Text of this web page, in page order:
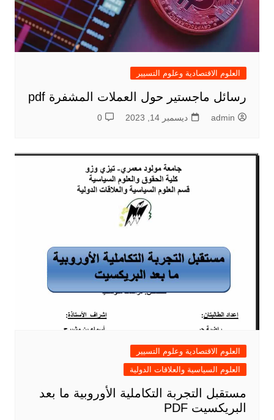
العلوم الاقتصادية وعلوم التسيير
رسائل ماجستير حول العملات المشفرة pdf
admin ديسمبر 14, 2023 0
العلوم الاقتصادية وعلوم التسيير
العلوم السياسية والعلاقات الدولية
مستقبل التجربة التكاملية الأوروبية ما بعد
البريكسيت PDF